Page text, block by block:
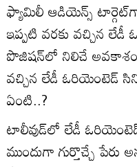
ఫ్యామిలీ ఆడియెన్స్‌
ఇప్పటి వరకు వచ్చిన
పొజిషన్‌లో నిలిచే అవకాశం
వచ్చిన లేడీ ఓరియెంటెడ్‌
ఏంటి..?
టాలీవుడ్‌లో లేడీ
ముందుగా గుర్తొచ్చే పేరు